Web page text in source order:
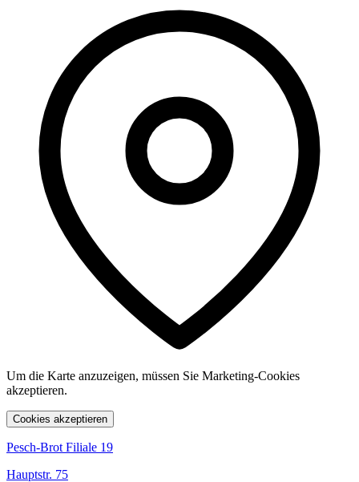
Um die Karte anzuzeigen, müssen Sie Marketing-Cookies
akzeptieren.
Cookies akzeptieren
Pesch-Brot Filiale 19
Hauptstr. 75